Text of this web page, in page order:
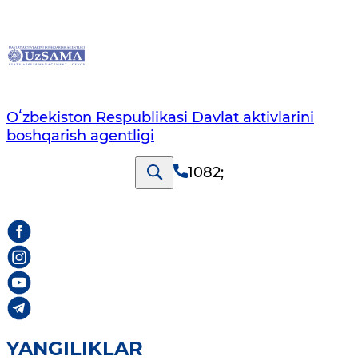
Oʻzbekiston Respublikasi Davlat aktivlarini
boshqarish agentligi
1082;
YANGILIKLAR